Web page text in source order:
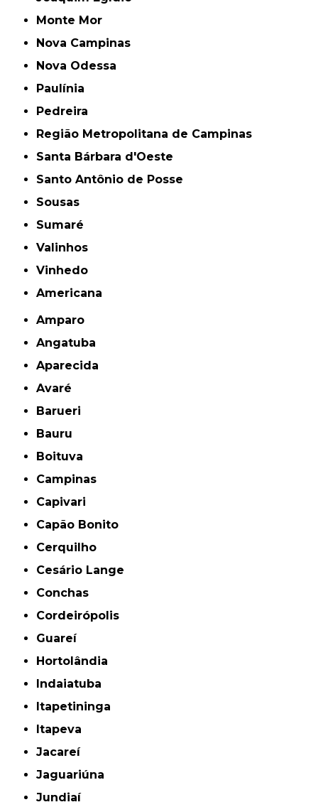
Monte Mor
Nova Campinas
Nova Odessa
Paulínia
Pedreira
Região Metropolitana de Campinas
Santa Bárbara d'Oeste
Santo Antônio de Posse
Sousas
Sumaré
Valinhos
Vinhedo
americana
Amparo
Angatuba
Aparecida
Avaré
Barueri
Bauru
Boituva
Campinas
Capivari
Capão Bonito
Cerquilho
Cesário Lange
Conchas
Cordeirópolis
Guareí
Hortolândia
Indaiatuba
Itapetininga
Itapeva
Jacareí
Jaguariúna
Jundiaí